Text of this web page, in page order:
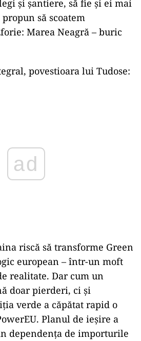
și șantiere, să fie și ei mai
să scoatem
Marea Neagră – buric
povestioara lui Tudose:
ad
riscă să transforme Green
european – într-un moft
realitate. Dar cum un
doar pierderi, ci și
verde a căpătat rapid o
Planul de ieșire a
dependența de importurile